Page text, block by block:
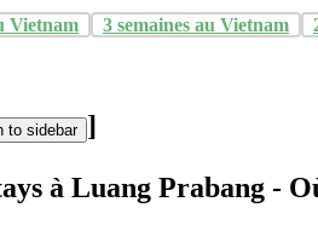
Vietnam 3 semaines au Vietnam
to sidebar ]
à Luang Prabang -